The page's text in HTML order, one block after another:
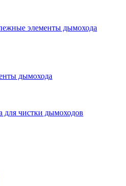
элементы дымохода
дымохода
для чистки дымоходов